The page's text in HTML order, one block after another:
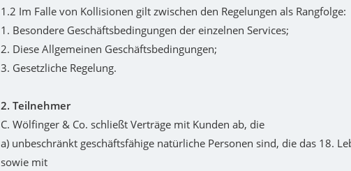
1.2 Im Falle von Kollisionen gilt zwischen den Regelungen als Rangfolge:
1. Besondere Geschäftsbedingungen der einzelnen Services;
2. Diese Allgemeinen Geschäftsbedingungen;
3. Gesetzliche Regelung.
2. Teilnehmer
C. Wölfinger & Co. schließt Verträge mit Kunden ab, die
a) unbeschränkt geschäftsfähige natürliche Personen sind, die das 18.
sowie mit